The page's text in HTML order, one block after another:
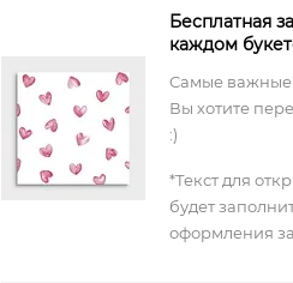
Бесплатная
каждом
Самые важные
Вы хотите
:)
*Текст для
будет
оформления